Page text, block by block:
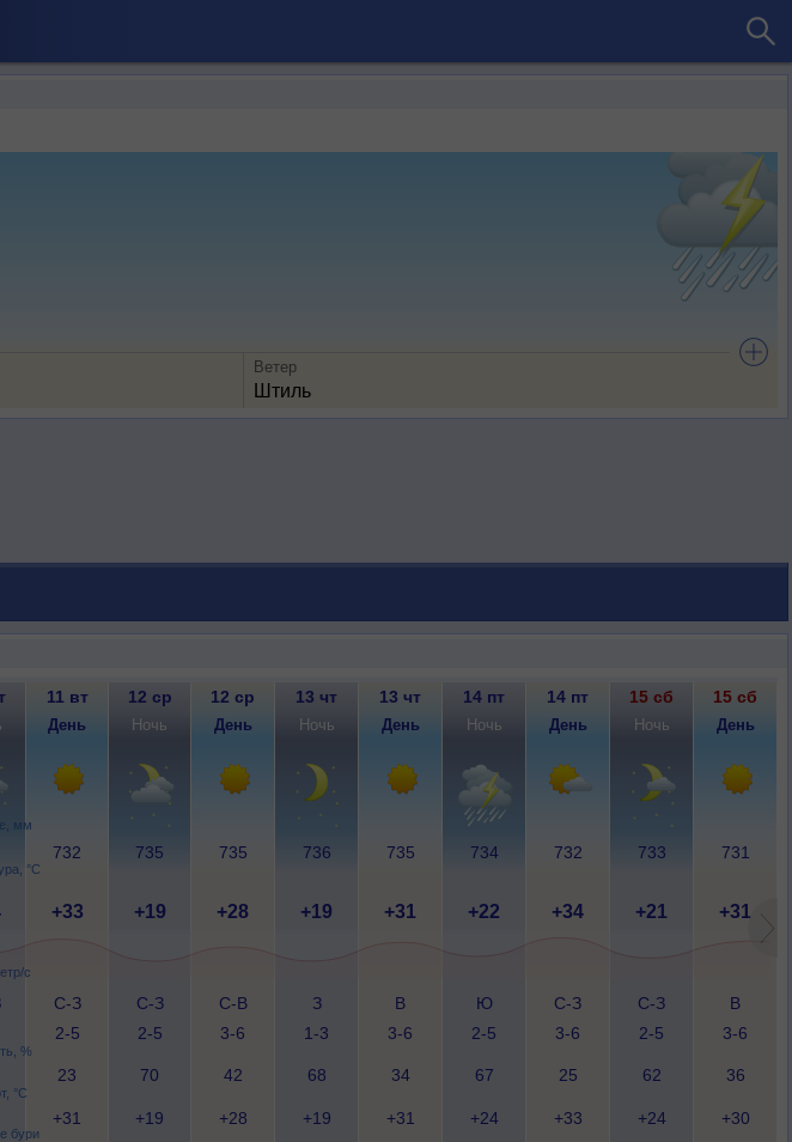
Ветер
Штиль
мм
°C
с
%
°C
бури
11 вт 12 ср 12 ср 13 чт 13 чт 14 пт 14 пт 15 сб 15 сб
День Ночь День Ночь День Ночь День Ночь День
732 735 735 736 735 734 732 733 731
+33 +19 +28 +19 +31 +22 +34 +21 +31
С-З
2-5
С-З
2-5
С-В
3-6
З
1-3
В
3-6
Ю
2-5
С-З
3-6
С-З
2-5
В
3-6
23 70 42 68 34 67 25 62 36
+31 +19 +28 +19 +31 +24 +33 +24 +30